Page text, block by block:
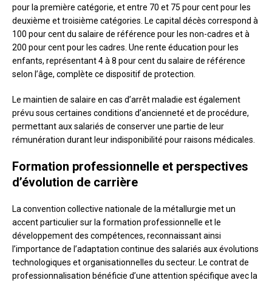
pour la première catégorie, et entre 70 et 75 pour cent pour les
deuxième et troisième catégories. Le capital décès correspond à
100 pour cent du salaire de référence pour les non-cadres et à
200 pour cent pour les cadres. Une rente éducation pour les
enfants, représentant 4 à 8 pour cent du salaire de référence
selon l’âge, complète ce dispositif de protection.
Le maintien de salaire en cas d’arrêt maladie est également
prévu sous certaines conditions d’ancienneté et de procédure,
permettant aux salariés de conserver une partie de leur
rémunération durant leur indisponibilité pour raisons médicales.
Formation professionnelle et perspectives
d’évolution de carrière
La convention collective nationale de la métallurgie met un
accent particulier sur la formation professionnelle et le
développement des compétences, reconnaissant ainsi
l’importance de l’adaptation continue des salariés aux évolutions
technologiques et organisationnelles du secteur. Le contrat de
professionnalisation bénéficie d’une attention spécifique avec la